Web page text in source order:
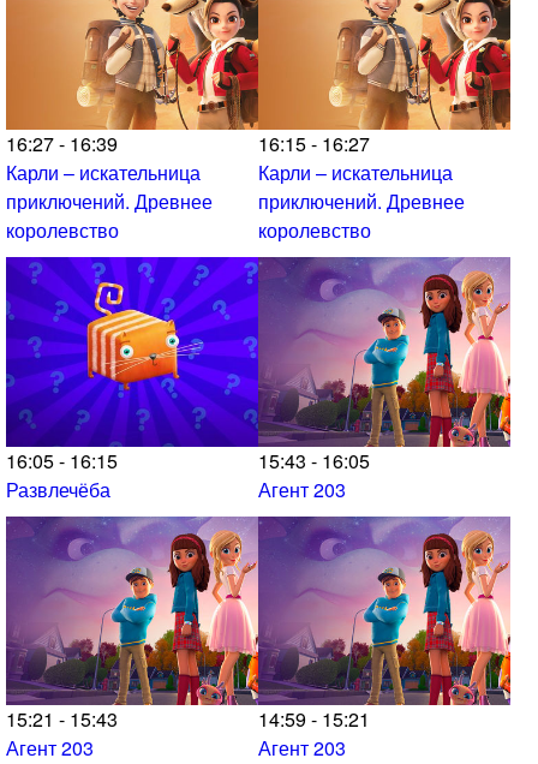
16:27 - 16:39
Карли – искательница
приключений. Древнее
королевство
16:15 - 16:27
Карли – искательница
приключений. Древнее
королевство
16:05 - 16:15
Развлечёба
15:43 - 16:05
Агент 203
15:21 - 15:43
Агент 203
14:59 - 15:21
Агент 203